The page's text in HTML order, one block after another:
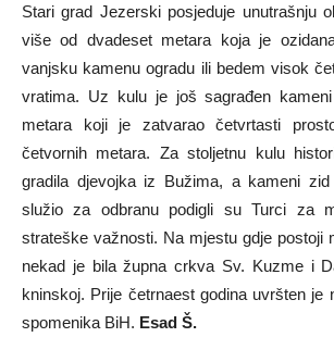
Stari grad Jezerski posjeduje unutrašnju
više od dvadeset metara koja je
vanjsku kamenu ogradu ili bedem visok
vratima. Uz kulu je još sagrađen
metara koji je zatvarao četvrtasti
četvornih metara. Za stoljetnu kulu
gradila djevojka iz Bužima, a kameni
služio za odbranu podigli su Turci za
strateške važnosti. Na mjestu gdje postoji
nekad je bila župna crkva Sv. Kuzme i
kninskoj. Prije četrnaest godina uvršten je
spomenika BiH. Esad Š.